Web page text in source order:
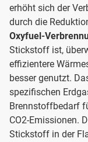
erhöht sich der
durch die
Oxyfuel-
Stickstoff ist,
effizientere
besser genutzt.
spezifischen
Brennstoffbedarf
CO2-Emissionen.
Stickstoff in der